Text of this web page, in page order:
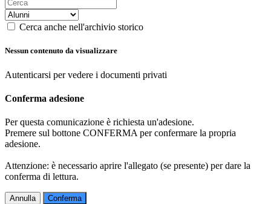
Cerca anche nell'archivio storico
Nessun contenuto da visualizzare
Autenticarsi per vedere i documenti privati
Conferma adesione
Per questa comunicazione è richiesta un'adesione.
Premere sul bottone CONFERMA per confermare la propria
adesione.
Attenzione: è necessario aprire l'allegato (se presente) per dare la
conferma di lettura.
Annulla Conferma